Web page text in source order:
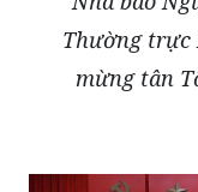
Thường trực
mừng tân